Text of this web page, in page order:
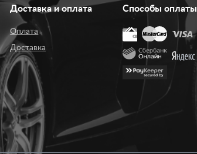
Доставка и оплата
Оплата
Доставка
Способы оплаты